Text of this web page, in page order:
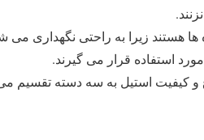
هستند زیرا به راحتی نگهداری
استفاده قرار می گیرند.
و کیفیت استیل به سه دسته تقسیم